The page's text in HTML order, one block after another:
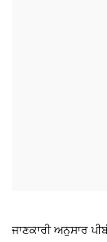
ਜਾਣਕਾਰੀ ਅਨੁਸਾਰ